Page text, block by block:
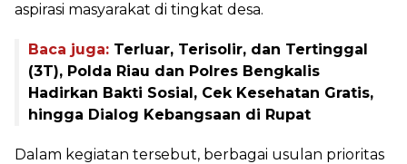
aspirasi masyarakat di tingkat desa.
Baca juga: Terluar, Terisolir, dan Tertinggal
(3T), Polda Riau dan Polres Bengkalis
Hadirkan Bakti Sosial, Cek Kesehatan Gratis,
hingga Dialog Kebangsaan di Rupat
Dalam kegiatan tersebut, berbagai usulan prioritas